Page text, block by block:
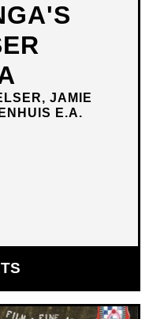
JAMIE
E.A.
OPENT
IN